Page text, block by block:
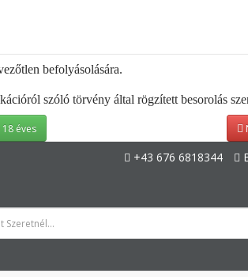
befolyásolására.
szóló törvény által rögzített besorolás
éves
+43 676 6818344